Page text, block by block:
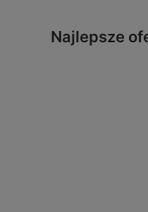
Najlepsze